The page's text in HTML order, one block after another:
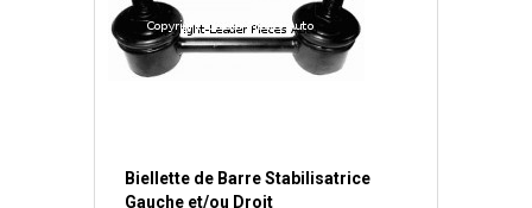
Biellette de Barre Stabilisatrice
Gauche et/ou Droit